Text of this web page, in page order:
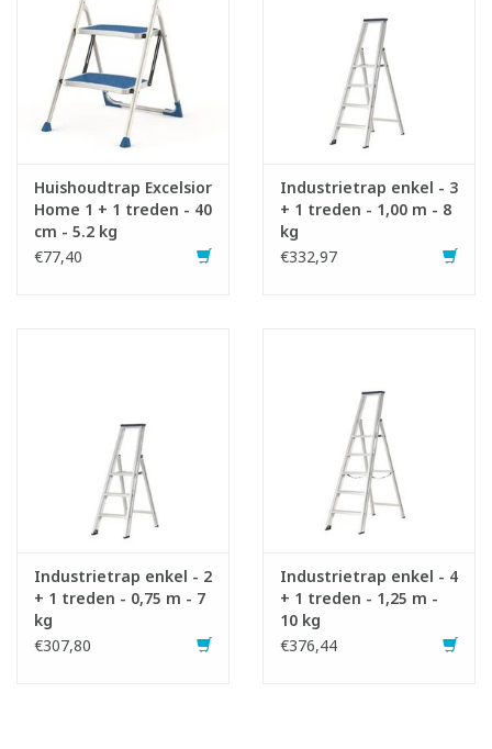
Huishoudtrap Excelsior
Home 1 + 1 treden - 40
cm - 5.2 kg
€77,40
Industrietrap enkel - 3
+ 1 treden - 1,00 m - 8
kg
€332,97
Industrietrap enkel - 2
+ 1 treden - 0,75 m - 7
kg
€307,80
Industrietrap enkel - 4
+ 1 treden - 1,25 m -
10 kg
€376,44